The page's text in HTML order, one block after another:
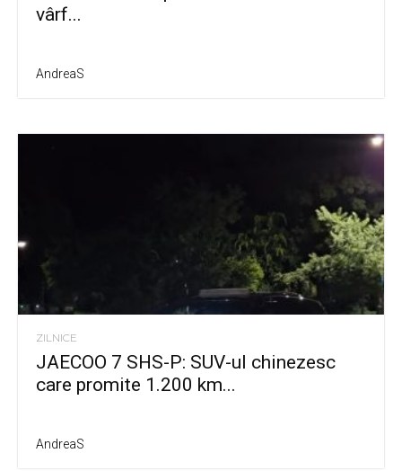
vârf...
AndreaS
ZILNICE
JAECOO 7 SHS-P: SUV-ul chinezesc
care promite 1.200 km...
AndreaS